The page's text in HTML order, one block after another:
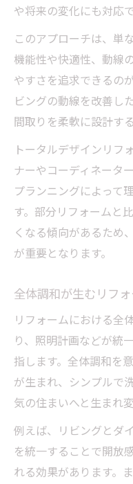
や将来の変化にも対応
このアプローチは、単
機能性や快適性、動線
やすさを追求できるの
ビングの動線を改善し
間取りを柔軟に設計す
トータルデザインリフ
ナーやコーディネータ
プランニングによって
す。部分リフォームと
くなる傾向があるため
が重要となります。
全体調和が生むリフ
リフォームにおける全
り、照明計画などが統
指します。全体調和を
が生まれ、シンプルで
気の住まいへと生まれ変
例えば、リビングとダ
を統一することで開放
れる効果があります。